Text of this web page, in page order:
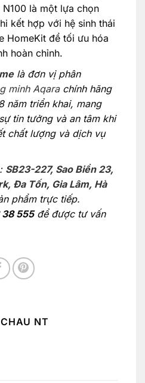
N100 là một lựa chọn
kết hợp với hệ sinh thái
HomeKit để tối ưu hóa
hoàn chỉnh.
là đơn vị phân
minh Aqarachính hãng
năm triển khai, mang
tin tưởng và an tâm khi
chất lượng và dịch vụ
SB23-227, Sao Biển 23,
Đa Tốn, Gia Lâm, Hà
phẩm trực tiếp.
555để được tư vấn
NT